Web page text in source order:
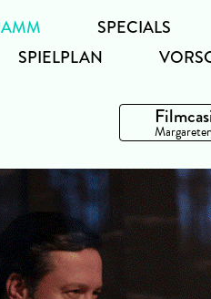
SPIELPLAN
SPECIALS